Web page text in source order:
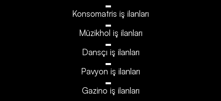
Konsomatris iş ilanları
Müzikhol iş ilanları
Dansçı iş ilanları
Pavyon iş ilanları
Gazino iş ilanları